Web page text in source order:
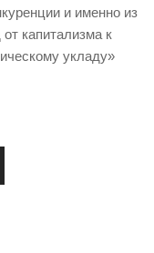
и именно из
капитализма к
укладу»